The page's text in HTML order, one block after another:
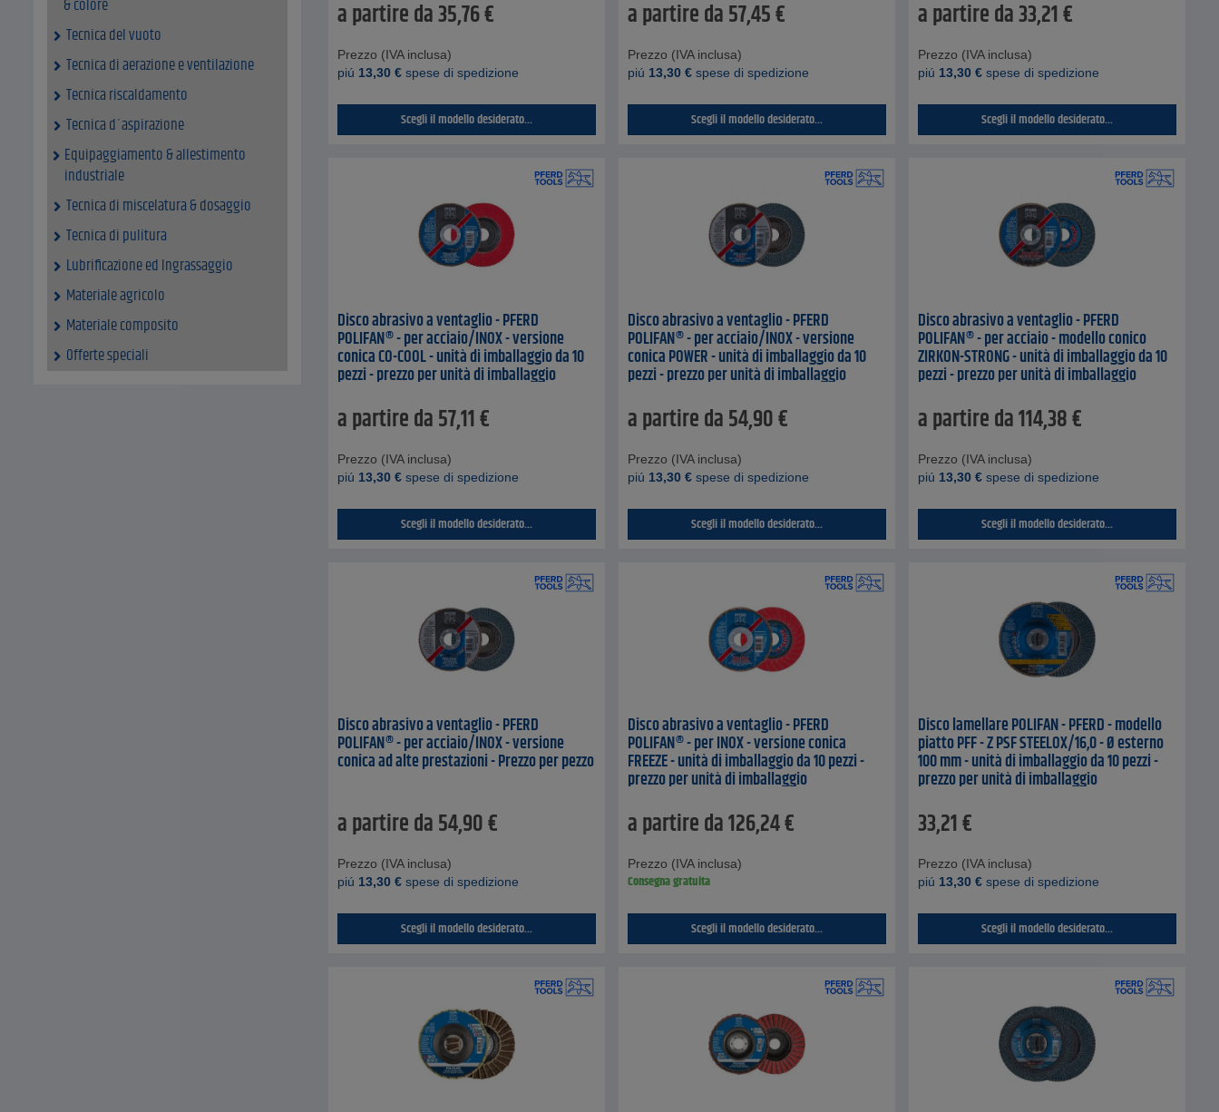
& colore
Tecnica del vuoto
Tecnica di aerazione e ventilazione
Tecnica riscaldamento
Tecnica d´aspirazione
Equipaggiamento & allestimento
industriale
Tecnica di miscelatura & dosaggio
Tecnica di pulitura
Lubrificazione ed Ingrassaggio
Materiale agricolo
Materiale composito
Offerte speciali
a partire da35,76€
Prezzo (IVA inclusa)
piú 13,30 € spese di spedizione
Scegli il modello desiderato...
a partire da57,45€
Prezzo (IVA inclusa)
piú 13,30 € spese di spedizione
Scegli il modello desiderato...
a partire da33,21€
Prezzo (IVA inclusa)
piú 13,30 € spese di spedizione
Scegli il modello desiderato...
Disco abrasivo a ventaglio - PFERD
POLIFAN® - per acciaio/INOX - versione
conica CO-COOL - unità di imballaggio da 10
pezzi - prezzo per unità di imballaggio
a partire da57,11€
Prezzo (IVA inclusa)
piú 13,30 € spese di spedizione
Scegli il modello desiderato...
Disco abrasivo a ventaglio - PFERD
POLIFAN® - per acciaio/INOX - versione
conica POWER - unità di imballaggio da 10
pezzi - prezzo per unità di imballaggio
a partire da54,90€
Prezzo (IVA inclusa)
piú 13,30 € spese di spedizione
Scegli il modello desiderato...
Disco abrasivo a ventaglio - PFERD
POLIFAN® - per acciaio - modello conico
ZIRKON-STRONG - unità di imballaggio da 10
pezzi - prezzo per unità di imballaggio
a partire da114,38€
Prezzo (IVA inclusa)
piú 13,30 € spese di spedizione
Scegli il modello desiderato...
Disco abrasivo a ventaglio - PFERD
POLIFAN® - per acciaio/INOX - versione
conica ad alte prestazioni - Prezzo per pezzo
a partire da54,90€
Prezzo (IVA inclusa)
piú 13,30 € spese di spedizione
Scegli il modello desiderato...
Disco abrasivo a ventaglio - PFERD
POLIFAN® - per INOX - versione conica
FREEZE - unità di imballaggio da 10 pezzi -
prezzo per unità di imballaggio
a partire da126,24€
Prezzo (IVA inclusa)
Consegna gratuita
Scegli il modello desiderato...
Disco lamellare POLIFAN - PFERD - modello
piatto PFF - Z PSF STEELOX/16,0 - Ø esterno
100 mm - unità di imballaggio da 10 pezzi -
prezzo per unità di imballaggio
33,21€
Prezzo (IVA inclusa)
piú 13,30 € spese di spedizione
Scegli il modello desiderato...